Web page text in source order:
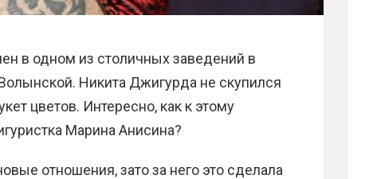
в одном из столичных заведений в
Никита Джигурда не скупился
цветов. Интересно, как к этому
Марина Анисина?
отношения, зато за него это сделала